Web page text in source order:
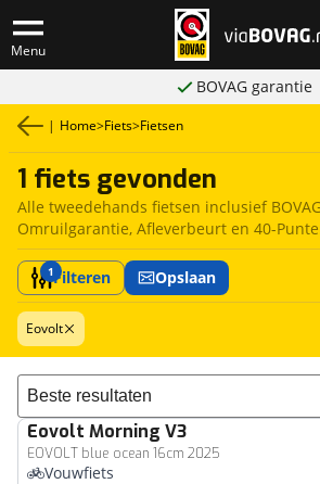
Menu
BOVAG garantie
| Home>Fiets>Fietsen
1 fiets gevonden
Alle tweedehands fietsen inclusief
Omruilgarantie, Afleverbeurt en 40-
1Filteren Opslaan
Eovolt
Sorteer resultaten
Eovolt Morning V3
EOVOLT blue ocean 16cm 2025
Vouwfiets